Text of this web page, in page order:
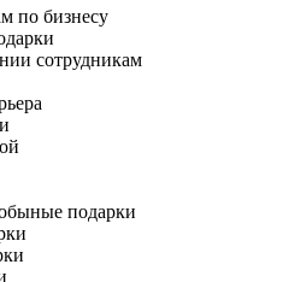
по бизнесу
сотрудникам
подарки